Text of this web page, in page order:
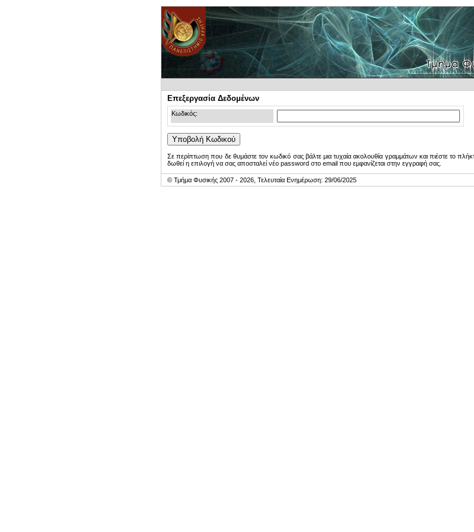
Επεξεργασία Δεδομένων
Κωδικός:
Σε περίπτωση που δε θυμάστε τον κωδικό σας βάλτε μια τυχαία ακολουθία γραμμάτων και πιέστε το
δωθεί η επιλογή να σας αποσταλεί νέο password στο email που εμφανίζεται στην εγγραφή σας.
© Τμήμα Φυσικής 2007 - 2026, Τελευταία Ενημέρωση: 29/06/2025